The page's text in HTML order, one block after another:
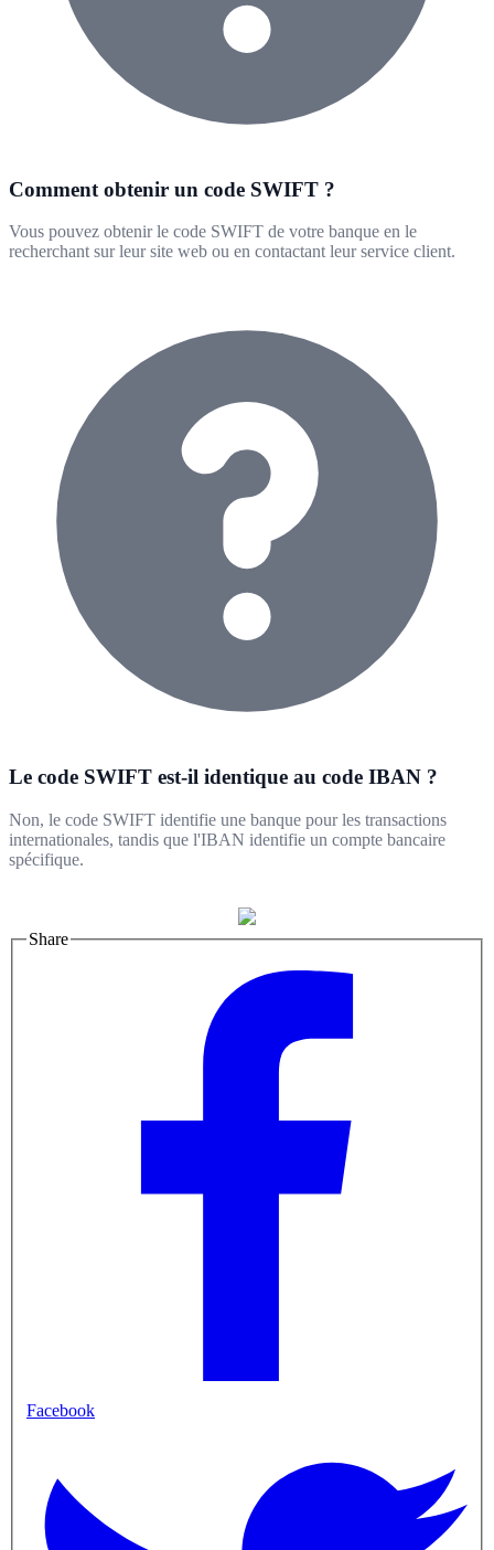
Comment obtenir un code SWIFT ?
Vous pouvez obtenir le code SWIFT de votre banque en le
recherchant sur leur site web ou en contactant leur service client.
Le code SWIFT est-il identique au code IBAN ?
Non, le code SWIFT identifie une banque pour les transactions
internationales, tandis que l'IBAN identifie un compte bancaire
spécifique.
Share
Facebook